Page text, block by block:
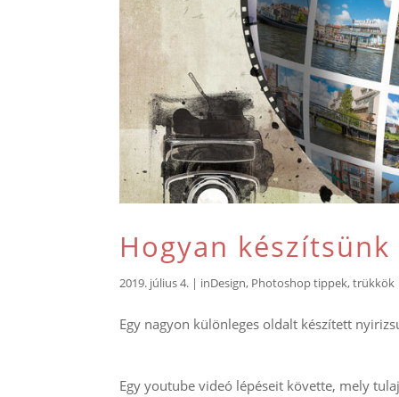
Hogyan
2019. július 4. | inDesign, Photoshop tippek, trükkök
Egy nagyon különleges oldalt készített
Egy youtube videó lépéseit követte, mely